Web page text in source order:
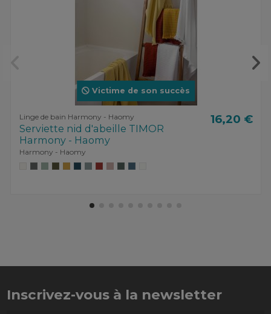
Victime de son succès
Linge de bain Harmony - Haomy
Serviette nid d'abeille TIMOR
Harmony - Haomy
Harmony - Haomy
16,20 €
Inscrivez-vous à la newsletter